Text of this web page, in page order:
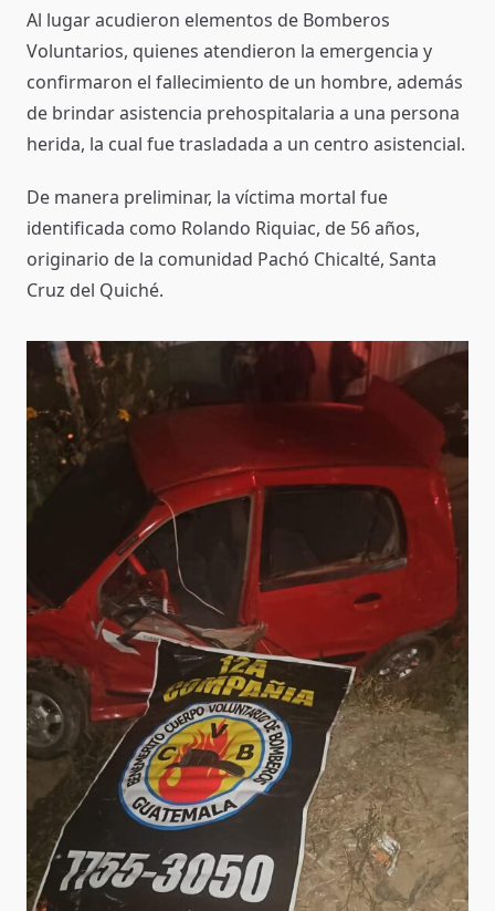
Al lugar acudieron elementos de Bomberos
Voluntarios, quienes atendieron la emergencia y
confirmaron el fallecimiento de un hombre, además
de brindar asistencia prehospitalaria a una persona
herida, la cual fue trasladada a un centro asistencial.
De manera preliminar, la víctima mortal fue
identificada como Rolando Riquiac, de 56 años,
originario de la comunidad Pachó Chicalté, Santa
Cruz del Quiché.